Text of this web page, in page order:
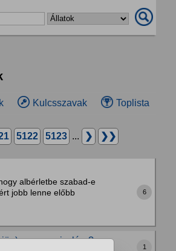
Kulcsszavak Toplista
5122 5123 ... ❯ ❯❯
albérletbe szabad-e
jobb lenne előbb
6
magyar vizslára?
1